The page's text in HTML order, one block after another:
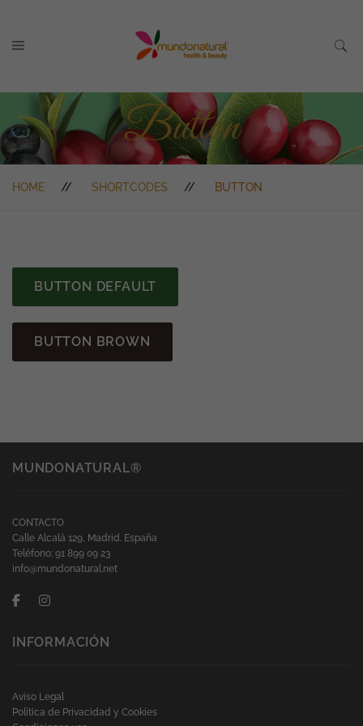
Button
HOME SHORTCODES BUTTON
BUTTON DEFAULT
BUTTON BROWN
MUNDONATURAL®
CONTACTO
Calle Alcalá 129, Madrid. España
Teléfono: 91 899 09 23
info@mundonatural.net
INFORMACIÓN
Aviso Legal
Política de Privacidad y Cookies